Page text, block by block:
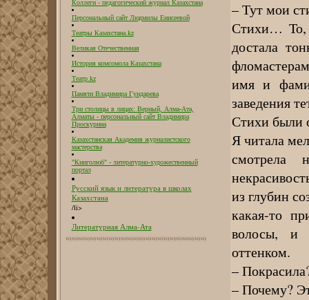
Коллеги - педагогический журнал Казахстана
Персональный сайт Людмилы Енисеевой
Театры Казахстана.kz
Великая Отечественная
История комсомола Казахстана
Театр.kz
Памяти Владимира Гундарева
Три столицы в лицах: Верный, Алма-Ата,
Алматы - персональный сайт Владимира
Проскурина
Казахстанская Академия журналистского
мастерства
"Книголюб" - литературно-художественный
портал
Русский язык и литература в школах
Казахстана
/li>
Литературная Алма-Ата
– Тут мои
Стихи… То,
достала
имя и
заведения
Стихи были
Я читала
смотрела
из глубин
какая-то
волосы, и
оттенком.
–
– Почему?